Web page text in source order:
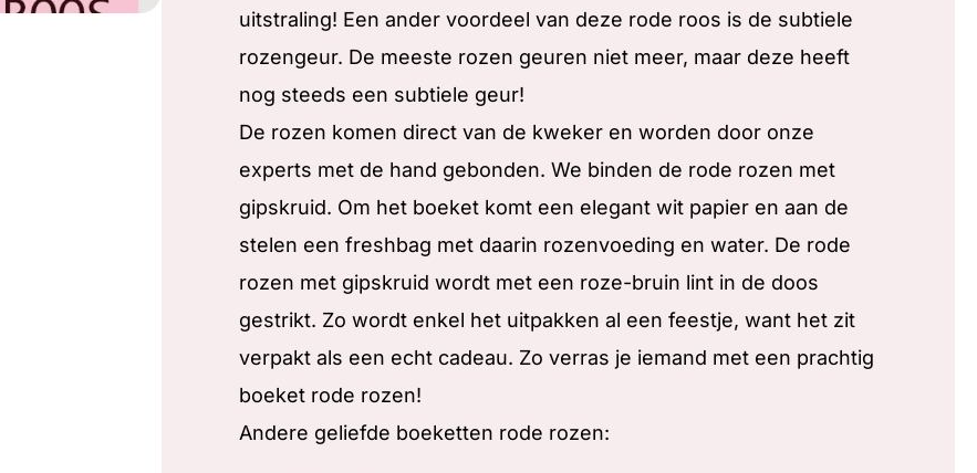
uitstraling! Een ander voordeel van deze rode roos is de subtiele
rozengeur. De meeste rozen geuren niet meer, maar deze heeft
nog steeds een subtiele geur!
De rozen komen direct van de kweker en worden door onze
experts met de hand gebonden. We binden de rode rozen met
gipskruid. Om het boeket komt een elegant wit papier en aan de
stelen een freshbag met daarin rozenvoeding en water. De rode
rozen met gipskruid wordt met een roze-bruin lint in de doos
gestrikt. Zo wordt enkel het uitpakken al een feestje, want het zit
verpakt als een echt cadeau. Zo verras je iemand met een prachtig
boeket rode rozen!
Andere geliefde boeketten rode rozen: